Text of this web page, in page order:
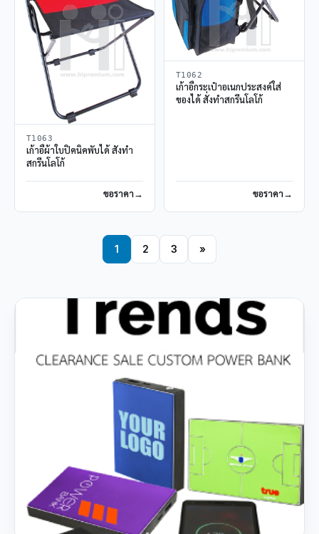
T1063
เก้าอี้ผ้าใบปิคนิคพับได้ สั่งทำ
สกรีนโลโก้
ขอราคา
T1062
เก้าอี้กระเป๋าอเนกประสงค์ใส่
ของได้ สั่งทำสกรีนโลโก้
ขอราคา
1 2 3 »